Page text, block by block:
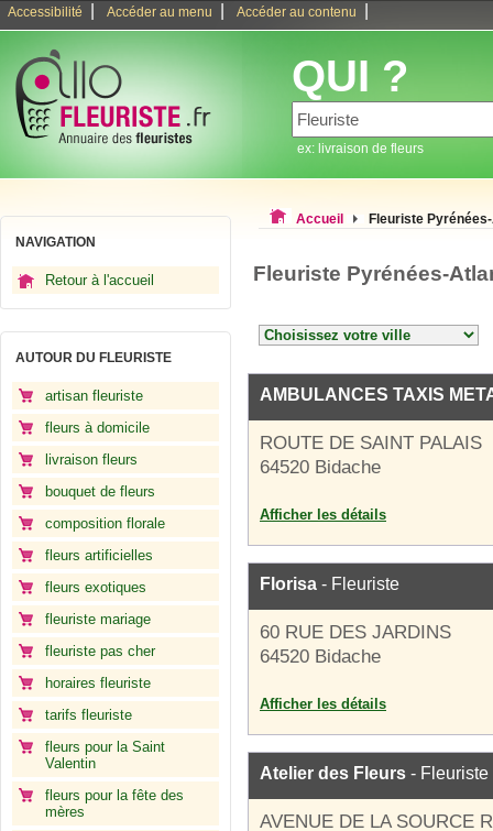
Accessibilité Accéder au menu Accéder au contenu
QUI ?
ex: livraison de fleurs
NAVIGATION
Retour à l'accueil
AUTOUR DU FLEURISTE
artisan fleuriste
fleurs à domicile
livraison fleurs
bouquet de fleurs
composition florale
fleurs artificielles
fleurs exotiques
fleuriste mariage
fleuriste pas cher
horaires fleuriste
tarifs fleuriste
fleurs pour la Saint
Valentin
fleurs pour la fête des
mères
Accueil Fleuriste
Fleuriste Pyrénées-
AMBULANCES TAXIS
ROUTE DE SAINT PALAIS
64520 Bidache
Afficher les détails
Florisa - Fleuriste
60 RUE DES JARDINS
64520 Bidache
Afficher les détails
Atelier des Fleurs - Fleuriste
AVENUE DE LA SOURCE